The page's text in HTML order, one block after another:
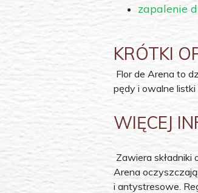
zapalenie
KRÓTKI
Flor de Arena to
pędy i owalne
WIĘCEJ
Zawiera składniki
Arena
i antystresowe.